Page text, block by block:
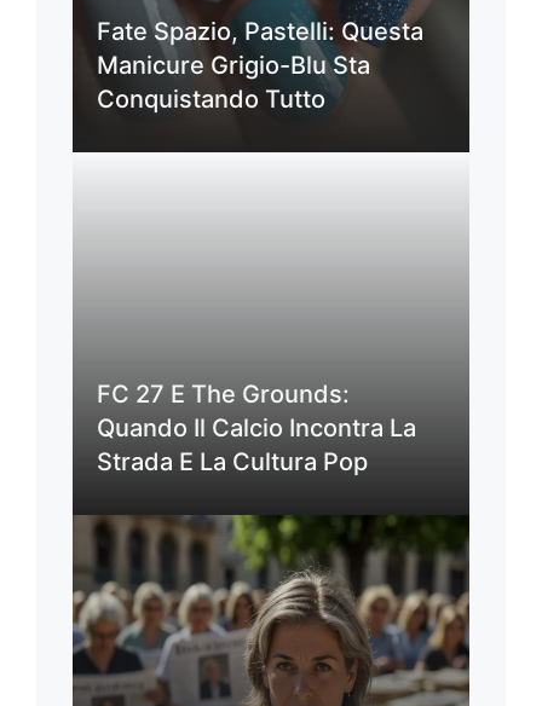
Fate Spazio, Pastelli: Questa
Manicure Grigio-Blu Sta
Conquistando Tutto
FC 27 E The Grounds:
Quando Il Calcio Incontra La
Strada E La Cultura Pop